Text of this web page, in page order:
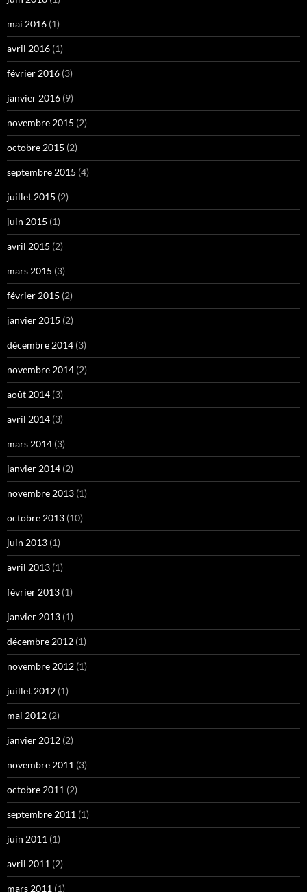
mai 2016 (1)
avril 2016 (1)
février 2016 (3)
janvier 2016 (9)
novembre 2015 (2)
octobre 2015 (2)
septembre 2015 (4)
juillet 2015 (2)
juin 2015 (1)
avril 2015 (2)
mars 2015 (3)
février 2015 (2)
janvier 2015 (2)
décembre 2014 (3)
novembre 2014 (2)
août 2014 (3)
avril 2014 (3)
mars 2014 (3)
janvier 2014 (2)
novembre 2013 (1)
octobre 2013 (10)
juin 2013 (1)
avril 2013 (1)
février 2013 (1)
janvier 2013 (1)
décembre 2012 (1)
novembre 2012 (1)
juillet 2012 (1)
mai 2012 (2)
janvier 2012 (2)
novembre 2011 (3)
octobre 2011 (2)
septembre 2011 (1)
juin 2011 (1)
avril 2011 (2)
mars 2011 (1)